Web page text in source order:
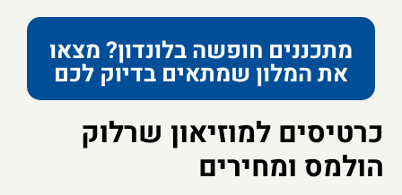
מתכננים חופשה בלונדון? מצאו
את המלון שמתאים בדיוק לכם
כרטיסים למוזיאון שרלוק
הולמס ומחירים